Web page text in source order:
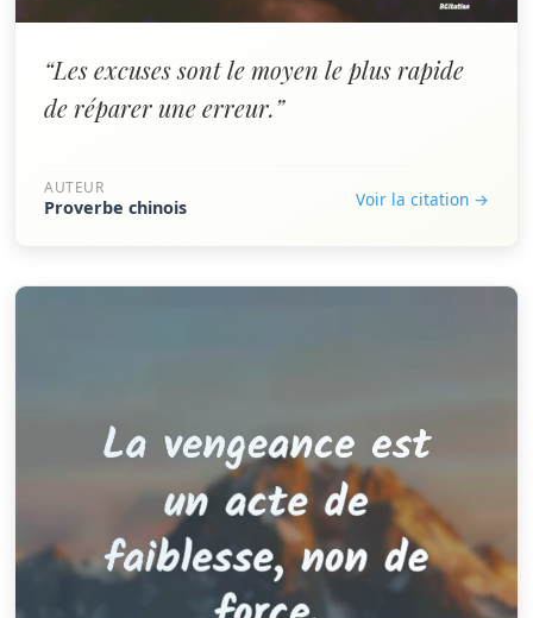
“Les excuses sont le moyen le plus rapide
de réparer une erreur.”
AUTEUR
Proverbe chinois Voir la citation →